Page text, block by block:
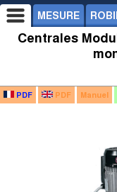
MESURE
Centrales
PDF PDF Manuel